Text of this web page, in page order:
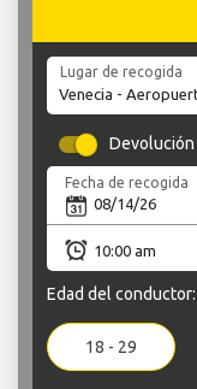
Lugar de recogida
Devolución
Fecha de recogida
Edad del conductor:
18 - 29